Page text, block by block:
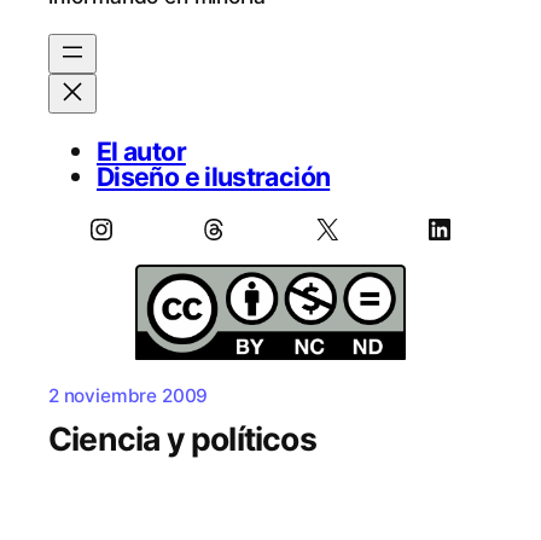
El autor
Diseño e ilustración
Instagram Threads X LinkedIn
2 noviembre 2009
Ciencia y políticos